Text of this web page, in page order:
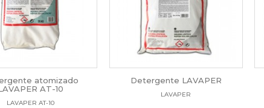
atomizado
AT-10
LAVAPER AT-10
Detergente LAVAPER
LAVAPER